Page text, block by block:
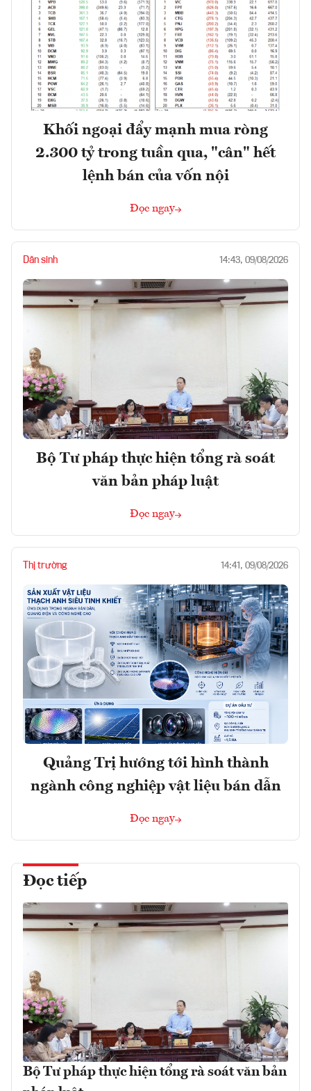
Khối ngoại đẩy mạnh mua ròng
2.300 tỷ trong tuần qua, "cân" hết
lệnh bán của vốn nội
Đọc ngay
Dân sinh 14:43, 09/08/2026
Bộ Tư pháp thực hiện tổng rà soát
văn bản pháp luật
Đọc ngay
Thị trường 14:41, 09/08/2026
Quảng Trị hướng tới hình thành
ngành công nghiệp vật liệu bán dẫn
Đọc ngay
Đọc tiếp
Bộ Tư pháp thực hiện tổng rà soát văn bản